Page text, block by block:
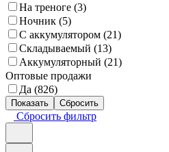
На треноге (3)
Ночник (5)
С аккумулятором (21)
Складываемый (13)
Аккумуляторный (21)
Оптовые продажи
Да (826)
Сбросить фильтр